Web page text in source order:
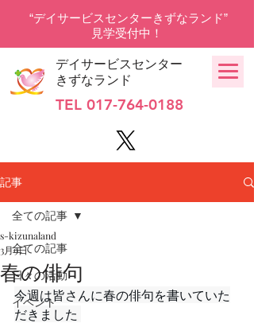
デイサービスセンター
きずなランド
TEL 017-764-0188
“デイサービスセンターきずなランド”
見学受付中！
記事
全ての記事
日々の活動
イベント
全ての記事
春の俳句
s-kizunaland
3月9日
今週は皆さんに春の俳句を書いていた
だきました